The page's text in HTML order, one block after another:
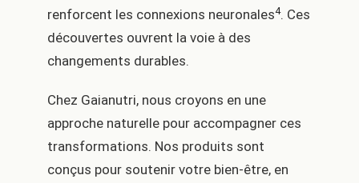
renforcent les connexions neuronales4. Ces
découvertes ouvrent la voie à des
changements durables.
Chez Gaianutri, nous croyons en une
approche naturelle pour accompagner ces
transformations. Nos produits sont
conçus pour soutenir votre bien-être, en